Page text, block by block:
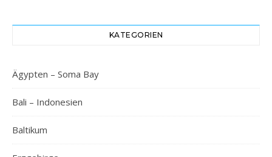
KATEGORIEN
Ägypten – Soma Bay
Bali – Indonesien
Baltikum